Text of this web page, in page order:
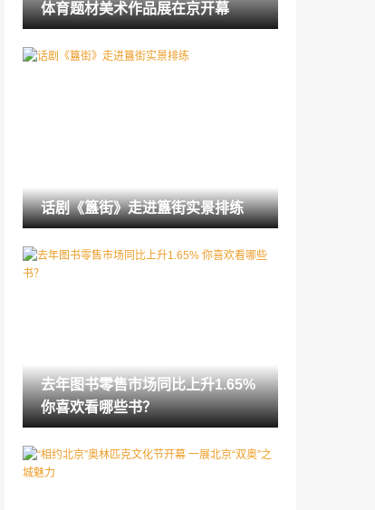
66件辽博馆藏经典立轴山水画带人们感受
生命的和谐畅达
2022-01-08
重续“一带一路”法缘 福建宁德政协委员建
言弘扬圆瑛文化
2022-01-08
“迎冬奥·美在逐梦”中国美术馆藏体育题材
美术作品展在京开幕
《理解愤怒》：重新理解彼此的爱之书
体育题材美术作品展在京开幕
话剧《簋街》走进簋街实景排练
去年图书零售市场同比上升1.65%
你喜欢看哪些书？